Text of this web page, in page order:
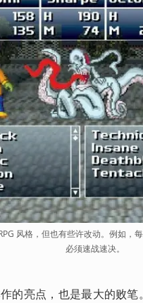
风格，但也有些许改动。例如，
必须速战速决。
的亮点，也是最大的败